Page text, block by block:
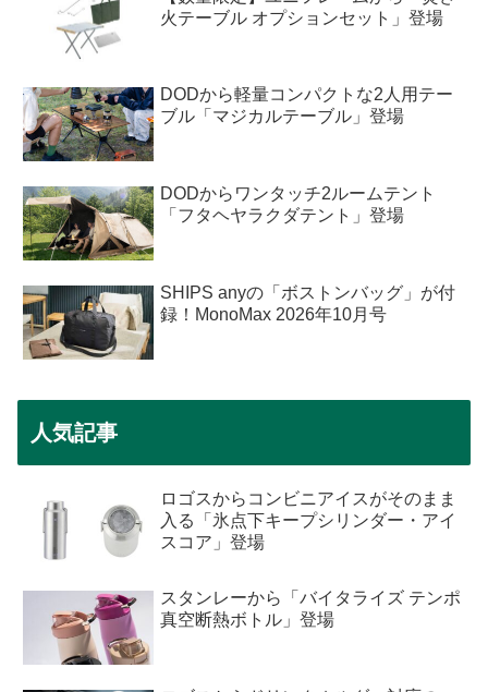
火テーブル オプションセット」登場
DODから軽量コンパクトな2人用テー
ブル「マジカルテーブル」登場
DODからワンタッチ2ルームテント
「フタヘヤラクダテント」登場
SHIPS anyの「ボストンバッグ」が付
録！MonoMax 2026年10月号
人気記事
ロゴスからコンビニアイスがそのまま
入る「氷点下キープシリンダー・アイ
スコア」登場
スタンレーから「バイタライズ テンポ
真空断熱ボトル」登場